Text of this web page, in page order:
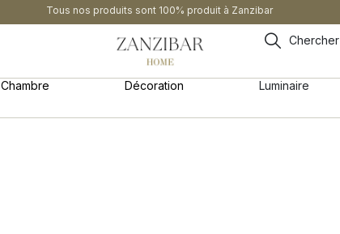
Tous nos produits sont 100% produit à Zanzibar
Chercher
Chambre Décoration Luminaire